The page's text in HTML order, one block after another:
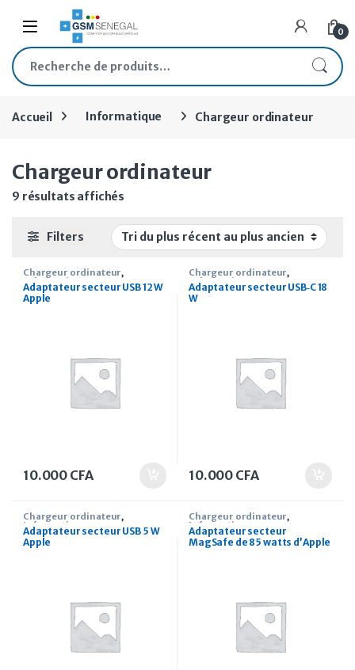
Skip to navigation
Skip to content
Open 0
Recherche pour :
Accueil Informatique Chargeur ordinateur
Chargeur ordinateur
9 résultats affichés
Filters
Chargeur ordinateur,
Informatique
Adaptateur secteur USB 12 W
Apple
10.000 CFA
Chargeur ordinateur,
Informatique
Adaptateur secteur USB‑C 18
W
10.000 CFA
Chargeur ordinateur,
Informatique
Adaptateur secteur USB 5 W
Apple
Chargeur ordinateur,
Informatique
Adaptateur secteur
MagSafe de 85 watts d’Apple